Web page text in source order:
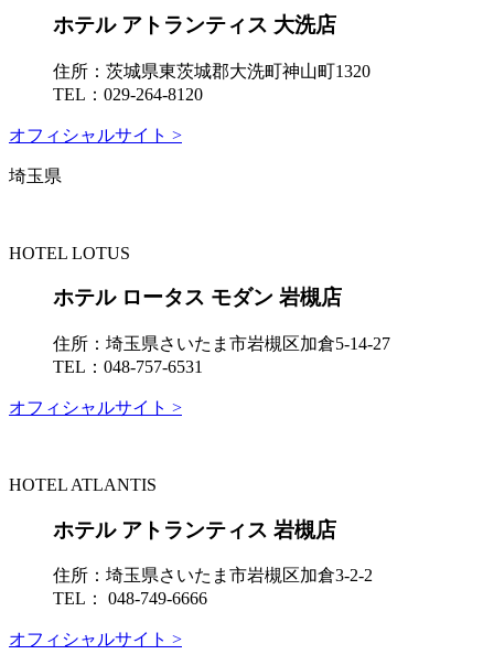
ホテル アトランティス 大洗店
住所： 茨城県東茨城郡大洗町神山町1320
TEL： 029-264-8120
オフィシャルサイト >
埼玉県
HOTEL LOTUS
ホテル ロータス モダン 岩槻店
住所： 埼玉県さいたま市岩槻区加倉5-14-27
TEL： 048-757-6531
オフィシャルサイト >
HOTEL ATLANTIS
ホテル アトランティス 岩槻店
住所： 埼玉県さいたま市岩槻区加倉3-2-2
TEL：
048-749-6666
オフィシャルサイト >